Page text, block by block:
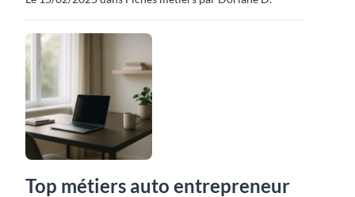
Top métiers auto entrepreneur